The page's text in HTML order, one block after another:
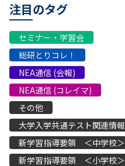
注目のタグ
セミナー・学習会
総研とりコレ！
NEA通信 (会報)
NEA通信 (コレイマ)
その他
大学入学共通テスト関連情報
新学習指導要領 ＜中学校＞
新学習指導要領 ＜小学校＞